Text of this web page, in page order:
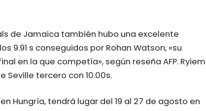
de Jamaica también hubo una excelente
9.91 s conseguidos por Rohan Watson, «su
en la que competía», según reseña AFP. Ryiem
Seville tercero con 10.00s.
Hungría, tendrá lugar del 19 al 27 de agosto en